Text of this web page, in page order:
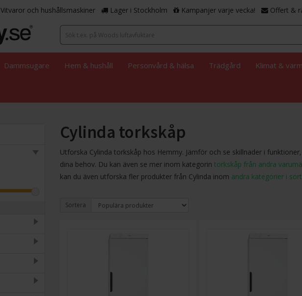
Vitvaror och hushållsmaskiner Lager i Stockholm Kampanjer varje vecka! Offert &
Dammsugare Hem & hushåll Personvård & hälsa Trädgård Klimat &
7
Cylinda torkskåp
Utforska Cylinda torkskåp hos Hemmy. Jämför och se skillnader i
dina behov. Du kan även se mer inom kategorin torkskåp från andra
kan du även utforska fler produkter från Cylinda inom andra kategorier i
Sortera